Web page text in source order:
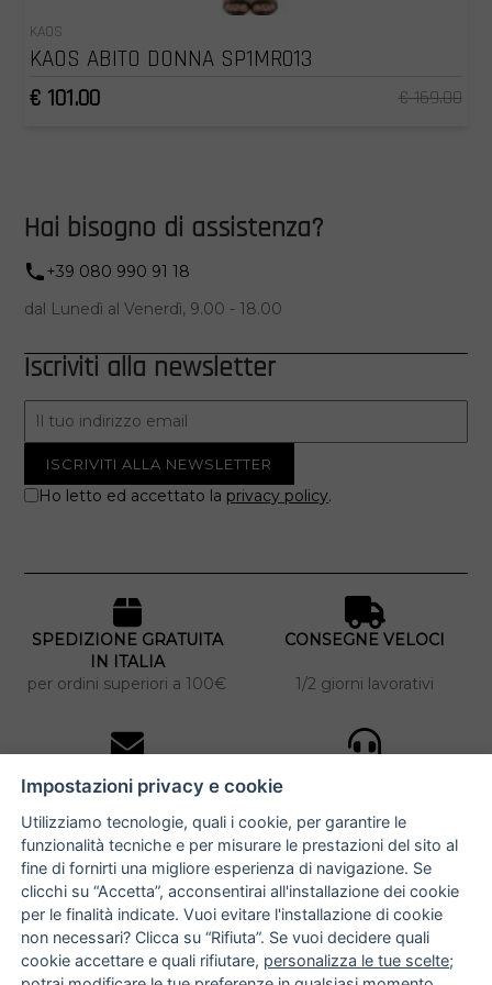
KAOS
KAOS ABITO DONNA SP1MR013
€ 101.00
€ 169.00
Hai bisogno di assistenza?
+39 080 990 91 18
dal Lunedì al Venerdì, 9.00 - 18.00
Iscriviti alla newsletter
Ho letto ed accettato la privacy policy.
SPEDIZIONE GRATUITA
IN ITALIA
per ordini superiori a 100€
CONSEGNE VELOCI
1/2 giorni lavorativi
iscriviti alla newsletter
per tutti gli ordini
NUCCIA COSTANTINO
via Argiro 112/114 - 70122 Bari
Impostazioni privacy e cookie
Utilizziamo tecnologie, quali i cookie, per garantire le
funzionalità tecniche e per misurare le prestazioni del sito al
fine di fornirti una migliore esperienza di navigazione. Se
clicchi su “Accetta”, acconsentirai all'installazione dei cookie
per le finalità indicate. Vuoi evitare l'installazione di cookie
non necessari? Clicca su “Rifiuta”. Se vuoi decidere quali
cookie accettare e quali rifiutare, personalizza le tue scelte;